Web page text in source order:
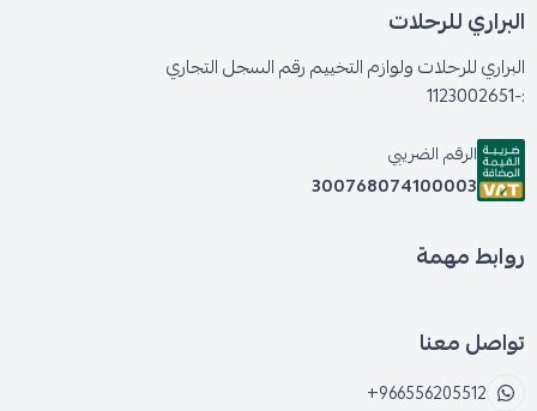
البراري للرحلات
البراري للرحلات ولوازم التخييم رقم السجل التجاري
:-1123002651
الرقم الضريبي
300768074100003
روابط مهمة
تواصل معنا
+966556205512